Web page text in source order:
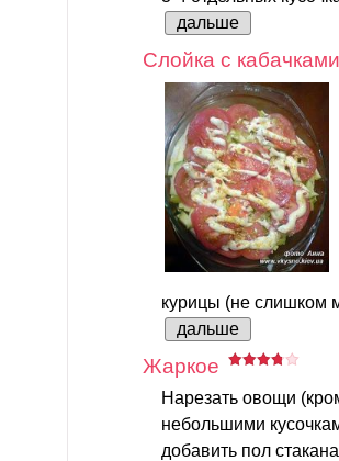
дальше
Слойка с кабачками
курицы (не слишком
дальше
Жаркое
Нарезать овощи
небольшими
добавить пол